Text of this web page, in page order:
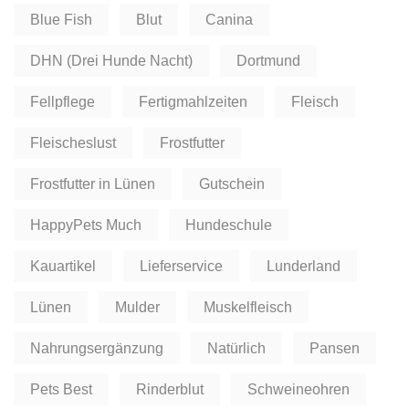
Blue Fish Blut Canina
DHN (Drei Hunde Nacht) Dortmund
Fellpflege Fertigmahlzeiten Fleisch
Fleischeslust Frostfutter
Frostfutter in Lünen Gutschein
HappyPets Much Hundeschule
Kauartikel Lieferservice Lunderland
Lünen Mulder Muskelfleisch
Nahrungsergänzung Natürlich Pansen
Pets Best Rinderblut Schweineohren